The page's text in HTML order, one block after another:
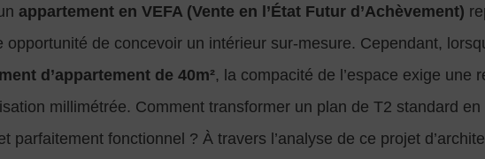
appartement en VEFA (Vente en l’État Futur d’Achèvement)
opportunité de concevoir un intérieur sur-mesure. Cependant,
d’appartement de 40m², la compacité de l’espace exige une
millimétrée. Comment transformer un plan de T2 standard
parfaitement fonctionnel ? À travers l’analyse de ce projet